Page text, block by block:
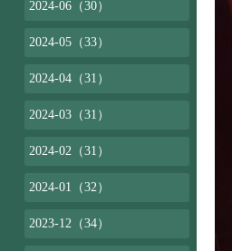
2024-06（30）
2024-05（33）
2024-04（31）
2024-03（31）
2024-02（31）
2024-01（32）
2023-12（34）